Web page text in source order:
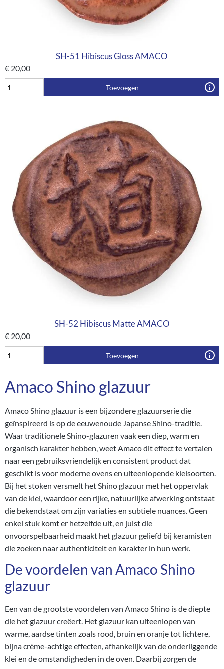
SH-51 Hibiscus Gloss AMACO
€ 20,00
Toevoegen
SH-52 Hibiscus Matte AMACO
€ 20,00
Toevoegen
Amaco Shino glazuur
Amaco Shino glazuur is een bijzondere glazuurserie die
geïnspireerd is op de eeuwenoude Japanse Shino-traditie.
Waar traditionele Shino-glazuren vaak een diep, warm en
organisch karakter hebben, weet Amaco dit effect te vertalen
naar een gebruiksvriendelijk en consistent product dat
geschikt is voor moderne ovens en uiteenlopende kleisoorten.
Bij het stoken versmelt het Shino glazuur met het oppervlak
van de klei, waardoor een rijke, natuurlijke afwerking ontstaat
die bekendstaat om zijn variaties en subtiele nuances. Geen
enkel stuk komt er hetzelfde uit, en juist die
onvoorspelbaarheid maakt het glazuur geliefd bij keramisten
die zoeken naar authenticiteit en karakter in hun werk.
De voordelen van Amaco Shino
glazuur
Een van de grootste voordelen van Amaco Shino is de diepte
die het glazuur creëert. Het glazuur kan uiteenlopen van
warme, aardse tinten zoals rood, bruin en oranje tot lichtere,
bijna crème-achtige effecten, afhankelijk van de onderliggende
klei en de omstandigheden in de oven. Daarbij zorgen de